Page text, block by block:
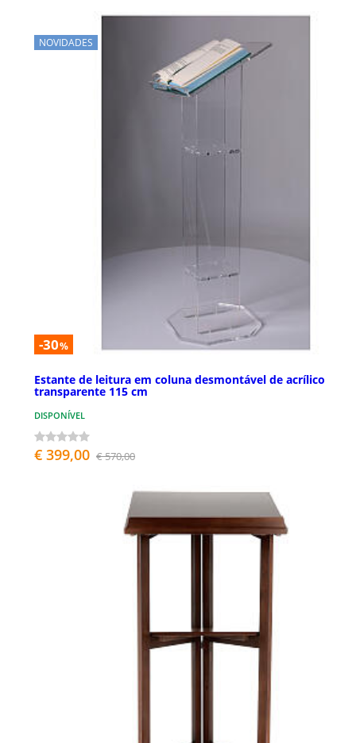
NOVIDADES
-30%
Estante de leitura em coluna desmontável de acrílico
transparente 115 cm
DISPONÍVEL
€ 399,00 € 570,00